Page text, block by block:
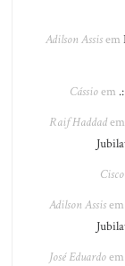
Adilson Assisem
Cássioem
Raif Haddadem
Cisco
Adilson Assisem
José Eduardoem